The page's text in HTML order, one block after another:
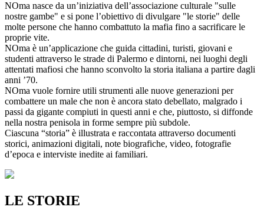
NOma nasce da un’iniziativa dell’associazione culturale "sulle
nostre gambe" e si pone l’obiettivo di divulgare "le storie" delle
molte persone che hanno combattuto la mafia fino a sacrificare le
proprie vite.
NOma è un’applicazione che guida cittadini, turisti, giovani e
studenti attraverso le strade di Palermo e dintorni, nei luoghi degli
attentati mafiosi che hanno sconvolto la storia italiana a partire dagli
anni ’70.
NOma vuole fornire utili strumenti alle nuove generazioni per
combattere un male che non è ancora stato debellato, malgrado i
passi da gigante compiuti in questi anni e che, piuttosto, si diffonde
nella nostra penisola in forme sempre più subdole.
Ciascuna “storia” è illustrata e raccontata attraverso documenti
storici, animazioni digitali, note biografiche, video, fotografie
d’epoca e interviste inedite ai familiari.
LE STORIE